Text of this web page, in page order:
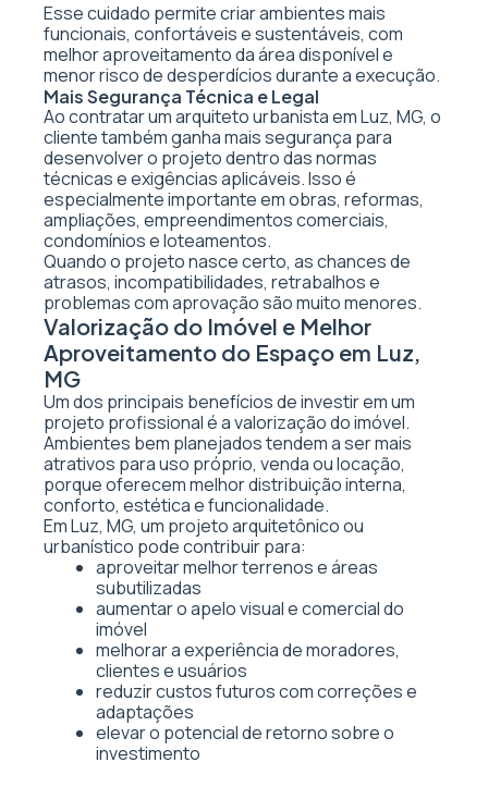
Esse cuidado permite criar ambientes mais
funcionais, confortáveis e sustentáveis, com
melhor aproveitamento da área disponível e
menor risco de desperdícios durante a execução.
Mais Segurança Técnica e Legal
Ao contratar um arquiteto urbanista em Luz, MG, o
cliente também ganha mais segurança para
desenvolver o projeto dentro das normas
técnicas e exigências aplicáveis. Isso é
especialmente importante em obras, reformas,
ampliações, empreendimentos comerciais,
condomínios e loteamentos.
Quando o projeto nasce certo, as chances de
atrasos, incompatibilidades, retrabalhos e
problemas com aprovação são muito menores.
Valorização do Imóvel e Melhor
Aproveitamento do Espaço em Luz,
MG
Um dos principais benefícios de investir em um
projeto profissional é a valorização do imóvel.
Ambientes bem planejados tendem a ser mais
atrativos para uso próprio, venda ou locação,
porque oferecem melhor distribuição interna,
conforto, estética e funcionalidade.
Em Luz, MG, um projeto arquitetônico ou
urbanístico pode contribuir para:
aproveitar melhor terrenos e áreas
subutilizadas
aumentar o apelo visual e comercial do
imóvel
melhorar a experiência de moradores,
clientes e usuários
reduzir custos futuros com correções e
adaptações
elevar o potencial de retorno sobre o
investimento